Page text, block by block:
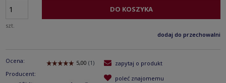
szt.
DO KOSZYKA
dodaj do przechowalni
Ocena:
Producent:
zapytaj o produkt
poleć znajomemu